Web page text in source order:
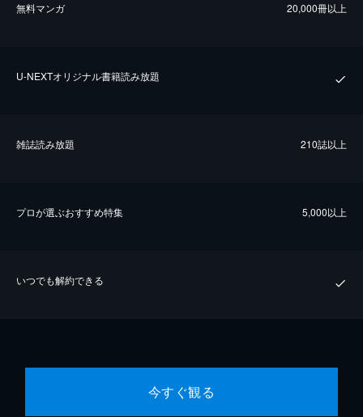
無料マンガ 20,000冊以上
U-NEXTオリジナル書籍読み放題
雑誌読み放題 210誌以上
プロが選ぶおすすめ特集 5,000以上
いつでも解約できる
今すぐ観る